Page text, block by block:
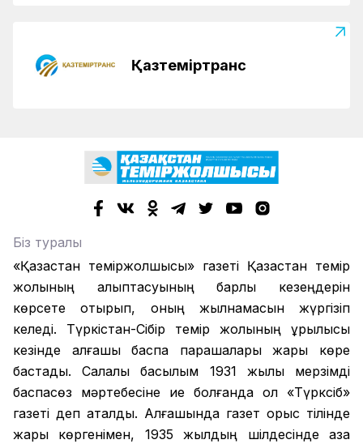
Қазтеміртранс
Біз туралы
«Қазақстан теміржолшысы» газеті Қазақстан темір
жолының қалыптасуының барлық кезеңдерін
көрсете отырып, оның жылнамасын жүргізіп
келеді. Түркістан-Сібір темір жолының құрылысы
кезінде алғашқы баспа парақшалары жарық көре
бастады. Салалық басылым 1931 жылы мерзімді
баспасөз мәртебесіне ие болғанда ол «Түрксіб»
газеті деп аталды. Алғашында газет орыс тілінде
жарық көргенімен, 1935 жылдың шілдесінде қазақ